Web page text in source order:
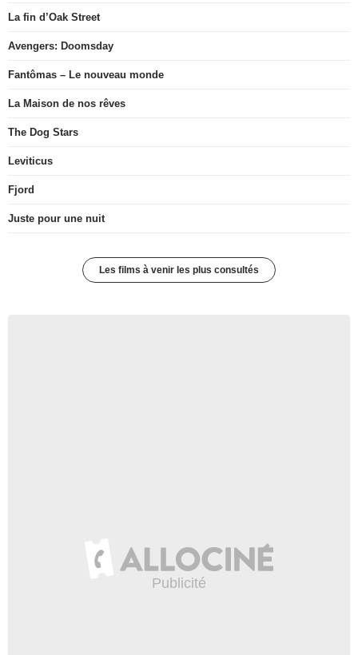
La fin d’Oak Street
Avengers: Doomsday
Fantômas – Le nouveau monde
La Maison de nos rêves
The Dog Stars
Leviticus
Fjord
Juste pour une nuit
Les films à venir les plus consultés